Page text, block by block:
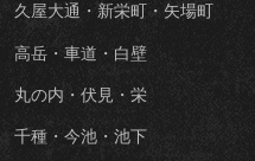
久屋大通・新栄町・矢場町
高岳・車道・白壁
丸の内・伏見・栄
千種・今池・池下